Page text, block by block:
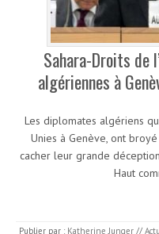
Sahara-Droits de
algériennes à
Les diplomates algériens
Unies à Genève, ont
cacher leur grande
Haut
Publier par : Katherine Junger //